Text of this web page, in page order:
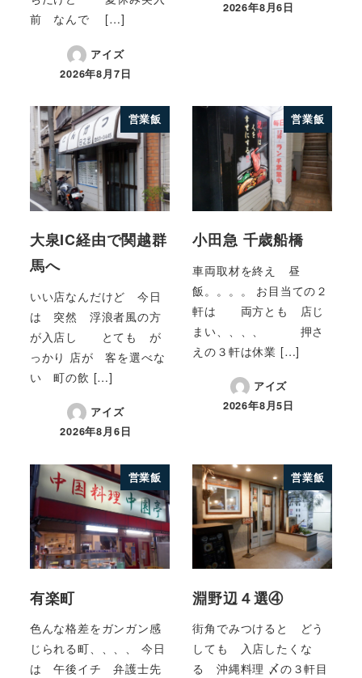
前 なんで […]
アイズ
2026年8月7日
2026年8月6日
営業飯
大泉IC経由で関越群
馬へ
いい店なんだけど 今日
は 突然 浮浪者風の方
が入店し とても が
っかり 店が 客を選べな
い 町の飲 […]
アイズ
2026年8月6日
営業飯
小田急 千歳船橋
車両取材を終え 昼
飯。。。。 お目当ての２
軒は 両方とも 店じ
まい、、、、 押さ
えの３軒は休業 […]
アイズ
2026年8月5日
営業飯
有楽町
色んな格差をガンガン感
じられる町、、、、 今日
は 午後イチ 弁護士先
営業飯
淵野辺４選④
街角でみつけると どう
しても 入店したくな
る 沖縄料理 〆の３軒目